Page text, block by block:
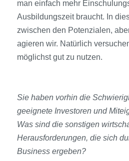
man einfach mehr
Ausbildungszeit braucht. In
zwischen den Potenzialen,
agieren wir. Natürlich
möglichst gut zu nutzen.
Sie haben vorhin die
geeignete Investoren und
Was sind die sonstigen
Herausforderungen, die sich
Business ergeben?